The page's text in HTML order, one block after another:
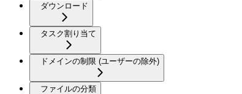
ダウンロード
タスク割り当て
ドメインの制限 (ユーザーの除外)
ファイルの分類